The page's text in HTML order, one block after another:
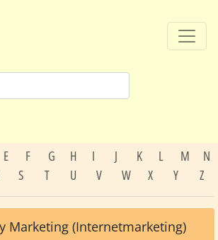
E F G H I J K L M
N
S T U V W X Y Z
Marketing (Internetmarketing)